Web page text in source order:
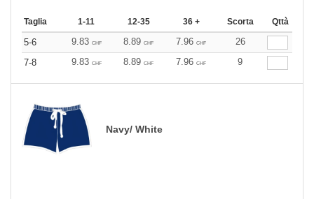
Taglia 1-11 12-35 36 + Scorta Qttà
5-6 9.83 CHF 8.89 CHF 7.96 CHF
26
7-8
9.83 CHF 8.89 CHF 7.96 CHF 9
Navy/ White